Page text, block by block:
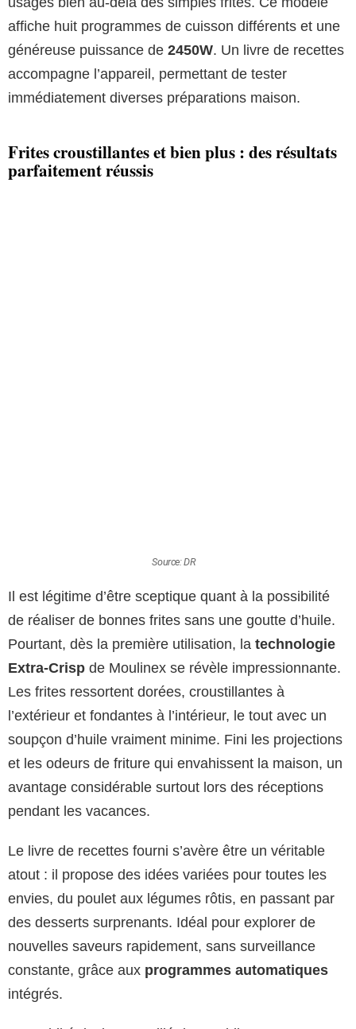
affiche huit programmes de cuisson différents et une
généreuse puissance de 2450W. Un livre de recettes
accompagne l’appareil, permettant de tester
immédiatement diverses préparations maison.
Frites croustillantes et bien plus : des résultats
parfaitement réussis
Source: DR
Il est légitime d’être sceptique quant à la possibilité
de réaliser de bonnes frites sans une goutte d’huile.
Pourtant, dès la première utilisation, la technologie
Extra-Crisp de Moulinex se révèle impressionnante.
Les frites ressortent dorées, croustillantes à
l’extérieur et fondantes à l’intérieur, le tout avec un
soupçon d’huile vraiment minime. Fini les projections
et les odeurs de friture qui envahissent la maison, un
avantage considérable surtout lors des réceptions
pendant les vacances.
Le livre de recettes fourni s’avère être un véritable
atout : il propose des idées variées pour toutes les
envies, du poulet aux légumes rôtis, en passant par
des desserts surprenants. Idéal pour explorer de
nouvelles saveurs rapidement, sans surveillance
constante, grâce aux programmes automatiques
intégrés.